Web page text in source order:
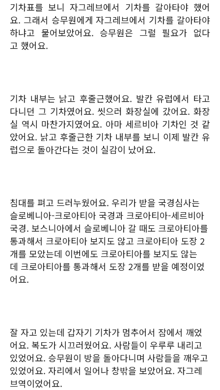
기차표를 보니 자그레브에서 기차를 갈아타야 했어
요. 그래서 승무원에게 자그레브에서 기차를 갈아타야
하냐고 물어보았어요. 승무원은 그럴 필요가 없다
고 했어요.
기차 내부는 낡고 후줄근했어요. 발칸 유럽에서 타고
다니던 그 기차였어요. 씻으러 화장실에 갔어요. 화장
실 역시 마찬가지였어요. 아마 세르비아 기차인 것 같
았어요. 낡고 후줄근한 기차 내부를 보니 이제 발칸 유
럽으로 돌아간다는 것이 실감이 났어요.
침대를 펴고 드러누웠어요. 우리가 받을 국경심사는
슬로베니아-크로아티아 국경과 크로아티아-세르비아
국경. 보스니아에서 슬로베니아 갈 때도 크로아티아를
통과해서 크로아티아 보지도 않고 크로아티아 도장 2
개를 모았는데 이번에도 크로아티아를 보지도 않는
데 크로아티아를 통과해서 도장 2개를 받을 예정이었
어요.
잘 자고 있는데 갑자기 기차가 멈추어서 잠에서 깨었
어요. 복도가 시끄러웠어요. 사람들이 우루루 내리고
있었어요. 승무원이 방을 돌아다니며 사람들을 깨우고
있었어요. 자리에서 일어나 창밖을 보았어요. 자그레
브역이었어요.